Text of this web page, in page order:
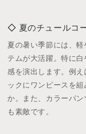
夏のチュールコ
夏の暑い季節には、
テムが大活躍。特に
感を演出します。例
ックにワンピースを
か。また、カラーパ
も素敵です。